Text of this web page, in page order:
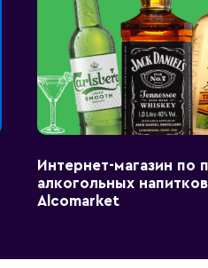
Интернет-магазин по
алкогольных напитков
Alcomarket